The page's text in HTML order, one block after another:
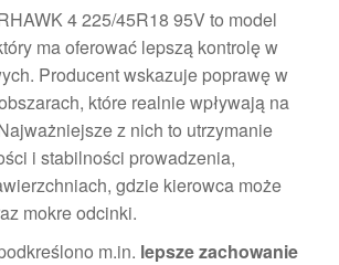
4 225/45R18 95V to model
ma oferować lepszą kontrolę w
Producent wskazuje poprawę w
które realnie wpływają na
z nich to utrzymanie
i stabilności prowadzenia,
gdzie kierowca może
mokre odcinki.
m.in. lepsze zachowanie